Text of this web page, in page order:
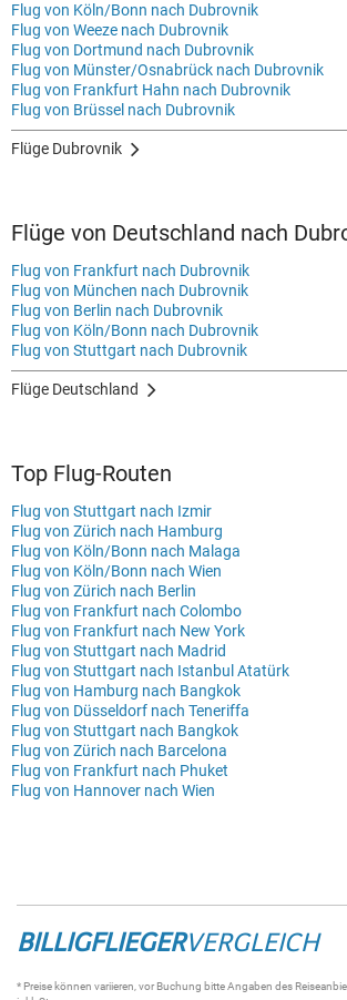
Flug von Köln/Bonn nach Dubrovnik
Flug von Weeze nach Dubrovnik
Flug von Dortmund nach Dubrovnik
Flug von Münster/Osnabrück nach Dubrovnik
Flug von Frankfurt Hahn nach Dubrovnik
Flug von Brüssel nach Dubrovnik
Flüge Dubrovnik
Flüge von Deutschland nach
Flug von Frankfurt nach Dubrovnik
Flug von München nach Dubrovnik
Flug von Berlin nach Dubrovnik
Flug von Köln/Bonn nach Dubrovnik
Flug von Stuttgart nach Dubrovnik
Flüge Deutschland
Top Flug-Routen
Flug von Stuttgart nach Izmir
Flug von Zürich nach Hamburg
Flug von Köln/Bonn nach Malaga
Flug von Köln/Bonn nach Wien
Flug von Zürich nach Berlin
Flug von Frankfurt nach Colombo
Flug von Frankfurt nach New York
Flug von Stuttgart nach Madrid
Flug von Stuttgart nach Istanbul Atatürk
Flug von Hamburg nach Bangkok
Flug von Düsseldorf nach Teneriffa
Flug von Stuttgart nach Bangkok
Flug von Zürich nach Barcelona
Flug von Frankfurt nach Phuket
Flug von Hannover nach Wien
BILLIGFLIEGERVERGLEICH
* Preise können variieren, vor Buchung bitte Angaben des